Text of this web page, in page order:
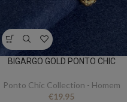
BIGARGO GOLD PONTO CHIC
Ponto Chic Collection - Homem
€19.95